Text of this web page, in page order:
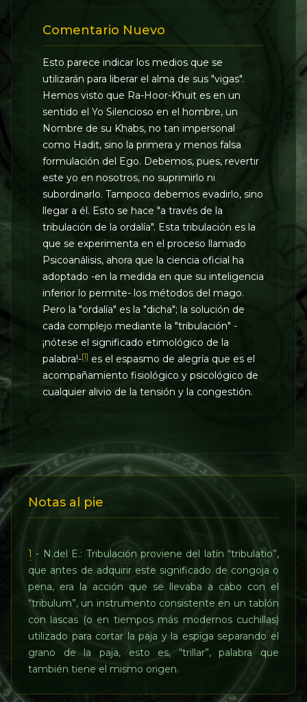
Comentario Nuevo
Esto parece indicar los medios que se
utilizarán para liberar el alma de sus "vigas".
Hemos visto que Ra-Hoor-Khuit es en un
sentido el Yo Silencioso en el hombre, un
Nombre de su Khabs, no tan impersonal
como Hadit, sino la primera y menos falsa
formulación del Ego. Debemos, pues, revertir
este yo en nosotros, no suprimirlo ni
subordinarlo. Tampoco debemos evadirlo, sino
llegar a él. Esto se hace "a través de la
tribulación de la ordalía". Esta tribulación es la
que se experimenta en el proceso llamado
Psicoanálisis, ahora que la ciencia oficial ha
adoptado -en la medida en que su inteligencia
inferior lo permite- los métodos del mago.
Pero la "ordalía" es la "dicha"; la solución de
cada complejo mediante la "tribulación" -
¡nótese el significado etimológico de la
palabra!-[1] es el espasmo de alegría que es el
acompañamiento fisiológico y psicológico de
cualquier alivio de la tensión y la congestión.
Notas al pie
1 - N.del E.: Tribulación proviene del latín “tribulatio”,
que antes de adquirir este significado de congoja o
pena, era la acción que se llevaba a cabo con el
“tribulum”, un instrumento consistente en un tablón
con lascas (o en tiempos más modernos cuchillas)
utilizado para cortar la paja y la espiga separando el
grano de la paja, esto es, “trillar”, palabra que
también tiene el mismo origen.